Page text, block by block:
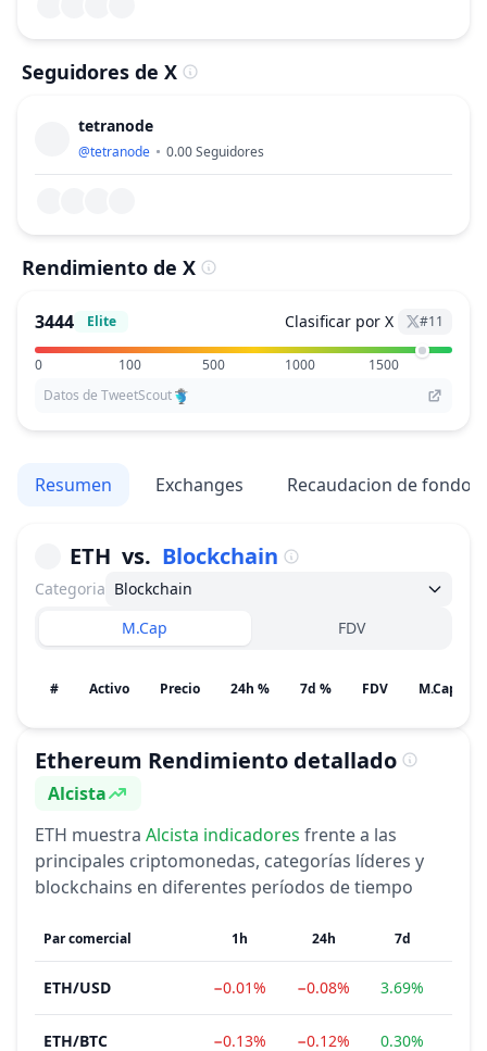
Seguidores de X
tetranode
@tetranode 0.00Seguidores
Rendimiento de X
3444 Elite Clasificar por X #11
0 100 500 1000
1500
Datos de TweetScout
Resumen Exchanges Recaudacion de fondos
ETH vs. Blockchain
Categoria Blockchain
M.Cap
FDV
# Activo Precio 24h % 7d % FDV
Ethereum Rendimiento detallado
Sentimiento
Alcista
ETH muestra Alcista indicadores frente a las
principales criptomonedas, categorías líderes y
blockchains en diferentes períodos de tiempo
Par comercial 1h 24h 7d
ETH/USD −0.01% −0.08% 3.69%
ETH/BTC −0.13% −0.12% 0.30%